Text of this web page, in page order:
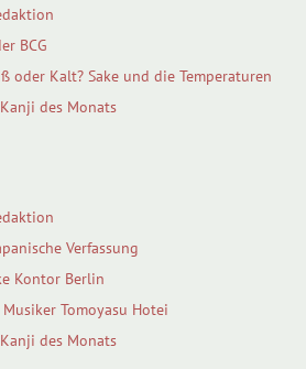
BCG
oder Kalt? Sake und die Temperaturen
des Monats
Verfassung
Kontor Berlin
Tomoyasu Hotei
des Monats